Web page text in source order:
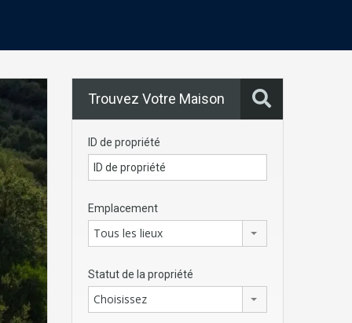
Trouvez Votre Maison
ID de propriété
Emplacement
Tous les lieux
Statut de la propriété
Choisissez